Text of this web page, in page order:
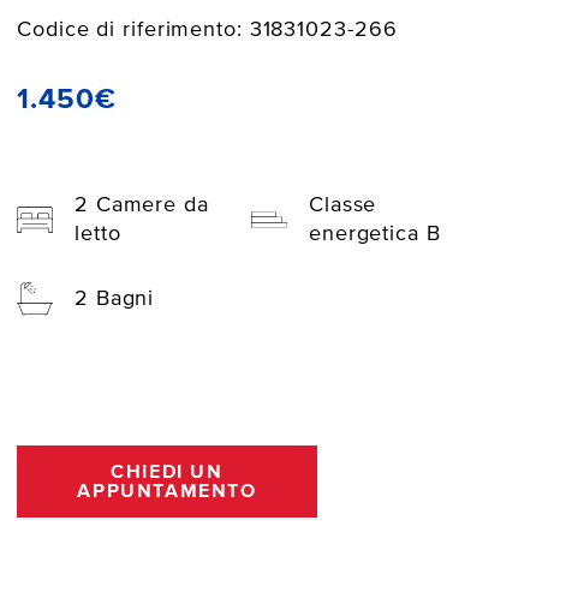
Codice di riferimento: 31831023-266
1.450€
2 Camere da
letto
Classe
energetica B
2 Bagni
CHIEDI UN
APPUNTAMENTO